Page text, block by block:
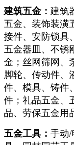
建筑五金： 建筑
五金、装饰装潢
接件、安防锁具
五金器皿、不锈
金；丝网筛网、
脚轮、传动件、
件、模具、铸件
件；礼品五金、
品、劳保五金用
五金工具： 手动/